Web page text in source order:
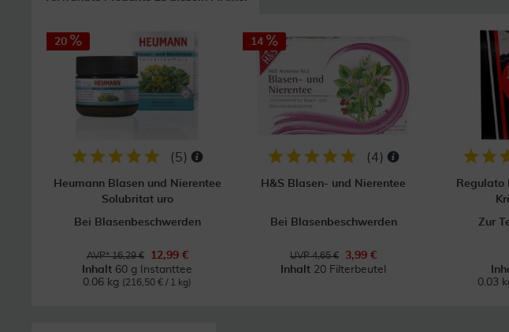
20
(5)
Heumann Blasen und Nierentee
Solubritat uro
Bei Blasenbeschwerden
AVP* 16,29 €
12,99 €
Inhalt 60 g Instanttee
0.06 kg (216,50 € / 1 kg)
14
(4)
H&S Blasen- und Nierentee
Bei Blasenbeschwerden
UVP 4,65 €
3,99 €
Inhalt 20 Filterbeutel
Regulato
Zur
0.03